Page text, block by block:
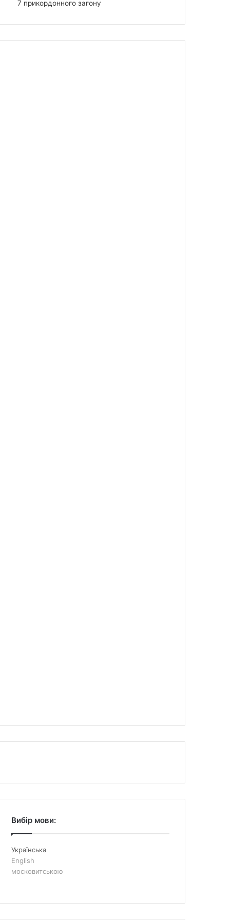
7 прикордонного загону
Вибір мови:
Українська
English
московитською